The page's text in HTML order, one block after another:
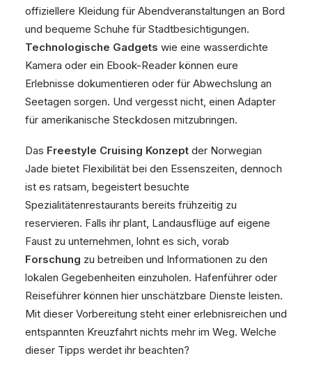
offiziellere Kleidung für Abendveranstaltungen an Bord
und bequeme Schuhe für Stadtbesichtigungen.
Technologische Gadgets wie eine wasserdichte
Kamera oder ein Ebook-Reader können eure
Erlebnisse dokumentieren oder für Abwechslung an
Seetagen sorgen. Und vergesst nicht, einen Adapter
für amerikanische Steckdosen mitzubringen.
Das Freestyle Cruising Konzept der Norwegian
Jade bietet Flexibilität bei den Essenszeiten, dennoch
ist es ratsam, begeistert besuchte
Spezialitätenrestaurants bereits frühzeitig zu
reservieren. Falls ihr plant, Landausflüge auf eigene
Faust zu unternehmen, lohnt es sich, vorab
Forschung zu betreiben und Informationen zu den
lokalen Gegebenheiten einzuholen. Hafenführer oder
Reiseführer können hier unschätzbare Dienste leisten.
Mit dieser Vorbereitung steht einer erlebnisreichen und
entspannten Kreuzfahrt nichts mehr im Weg. Welche
dieser Tipps werdet ihr beachten?